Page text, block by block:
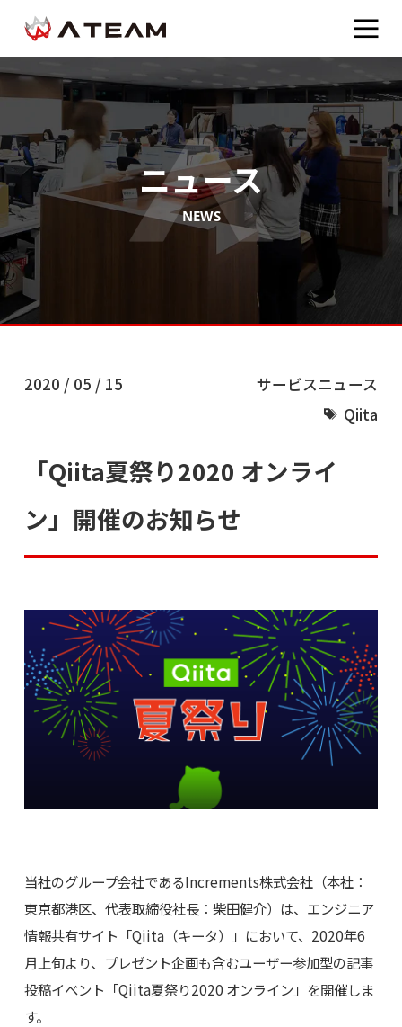
ニュース
NEWS
2020 / 05 / 15
サービスニュース
Qiita
「Qiita夏祭り2020 オンライ
ン」開催のお知らせ
当社のグループ会社であるIncrements株式会社（本社：
東京都港区、代表取締役社長：柴田健介）は、エンジニア
情報共有サイト「Qiita（キータ）」において、2020年6
月上旬より、プレゼント企画も含むユーザー参加型の記事
投稿イベント「Qiita夏祭り2020 オンライン」を開催しま
す。